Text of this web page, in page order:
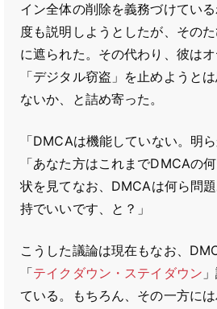
イン全体の削除を義務づけてい
度も説明しようとしたが、その
に遮られた。その代わり、彼は
「デジタル窃盗」を止めようと
ないか、と詰め寄った。
「DMCAは機能していない。明
「あなた方はこれまでDMCAの
状を見てなお、DMCAは何ら問
持でいいです、と？」
こうした議論は現在もなお、
「テイクダウン・ステイダウン
ている。もちろん、その一方には